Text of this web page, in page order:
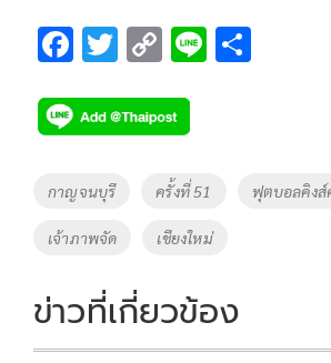
F
e
b
o
k
T
tt
er
C
p
y
Li
n
k
Li
Tags
กาญจนบุรี ครั้งที่ 51 ฟุตบอลคิง
เจ้าภาพจัด เชียงใหม่
ข่าวที่เกี่ยวข้อง